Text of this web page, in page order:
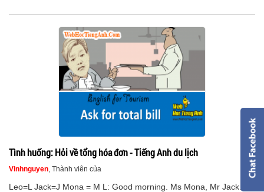
Tình huống: Hỏi về tổng hóa đơn - Tiếng Anh du lịch
Vinhnguyen , Thành viên của
Leo=L Jack=J Mona = M L: Good morning. Ms Mona, Mr Jack.